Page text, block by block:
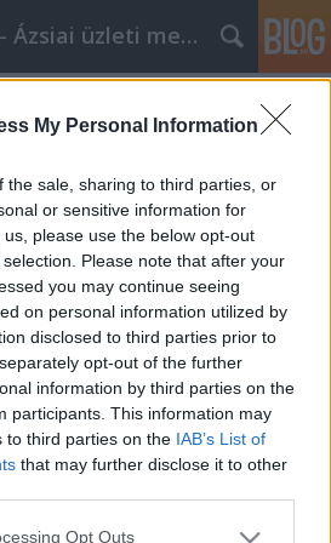
My Personal Information
the sale, sharing to third parties, or
or sensitive information for
please use the below opt-out
Please note that after your
you may continue seeing
on personal information utilized by
disclosed to third parties prior to
opt-out of the further
information by third parties on the
participants. This information may
to third parties on the IAB’s List of
that may further disclose it to other
app uses one or more Google
Opt Outs
azsiaport 亞洲之港 - Ázsiai üzleti megoldások
az azsiaport.hu
műsor szervezését a
helyszínen. Komplex
a helyszínre, technika
tolmács…
Nyíregyházán